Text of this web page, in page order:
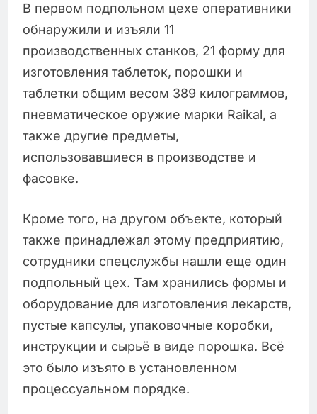
В первом подпольном цехе оперативники
обнаружили и изъяли 11
производственных станков, 21 форму для
изготовления таблеток, порошки и
таблетки общим весом 389 килограммов,
пневматическое оружие марки Raikal, а
также другие предметы,
использовавшиеся в производстве и
фасовке.
Кроме того, на другом объекте, который
также принадлежал этому предприятию,
сотрудники спецслужбы нашли еще один
подпольный цех. Там хранились формы и
оборудование для изготовления лекарств,
пустые капсулы, упаковочные коробки,
инструкции и сырьё в виде порошка. Всё
это было изъято в установленном
процессуальном порядке.